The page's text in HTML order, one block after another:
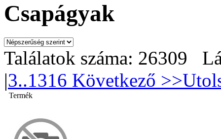
Csapágyak
Találatok száma: 26309
|3..1316 Következő >>
Termék